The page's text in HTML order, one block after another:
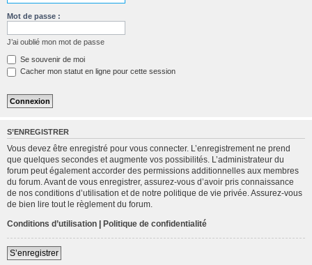
Mot de passe :
J’ai oublié mon mot de passe
Se souvenir de moi
Cacher mon statut en ligne pour cette session
S’ENREGISTRER
Vous devez être enregistré pour vous connecter. L’enregistrement ne prend
que quelques secondes et augmente vos possibilités. L’administrateur du
forum peut également accorder des permissions additionnelles aux membres
du forum. Avant de vous enregistrer, assurez-vous d’avoir pris connaissance
de nos conditions d’utilisation et de notre politique de vie privée. Assurez-vous
de bien lire tout le règlement du forum.
Conditions d’utilisation | Politique de confidentialité
S’enregistrer